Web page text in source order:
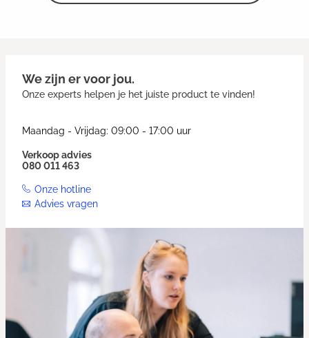
We zijn er voor jou.
Onze experts helpen je het juiste product te vinden!
Maandag - Vrijdag: 09:00 - 17:00 uur
Verkoop advies
080 011 463
Onze hotline
Advies vragen